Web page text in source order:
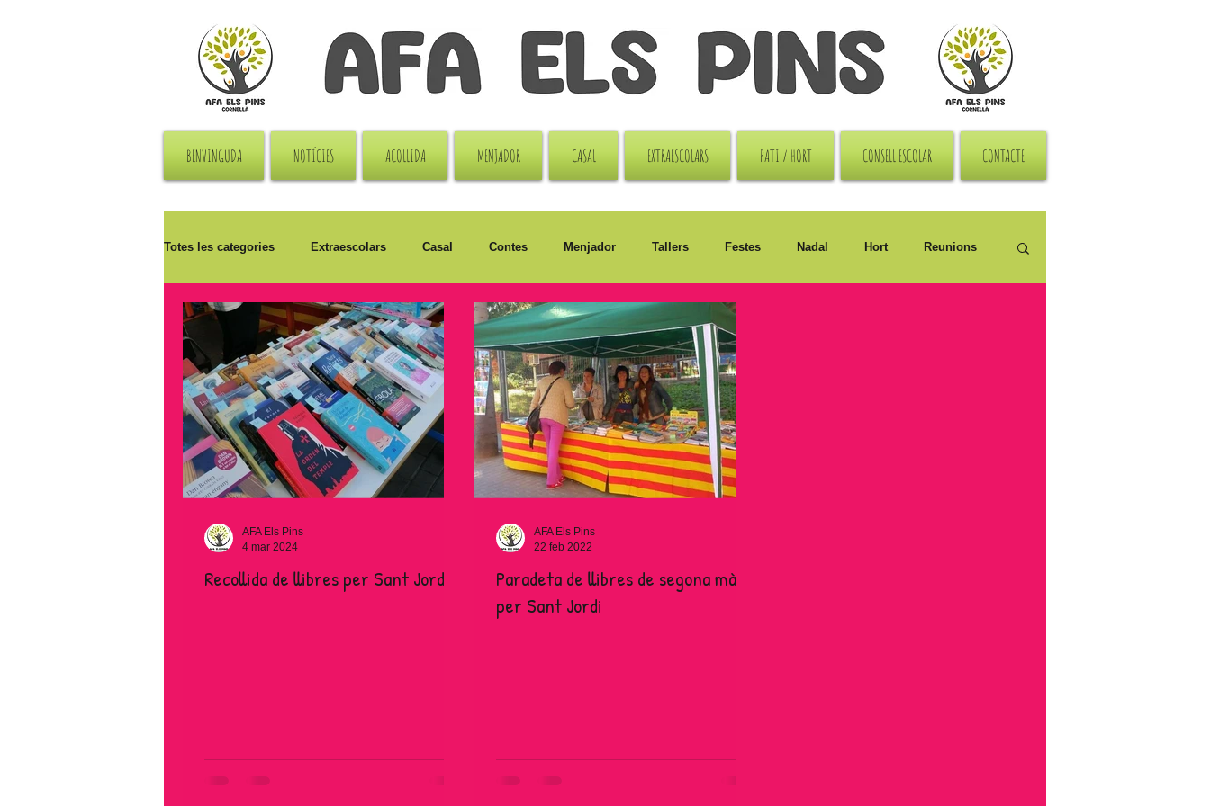
BENVINGUDA NOTÍCIES ACOLLIDA MENJADOR CASAL EXTRAESCOLARS PATI / HORT CONSELL ESCOLAR CONTACTE
Totes les categories Extraescolars Casal Contes Menjador Tallers Festes Nadal Hort Reunions
Solidaritat Pati Sant Jordi
Recollida de llibres per Sant Jordi
AFA Els Pins
4 mar 2024
Paradeta de llibres de segona mà
per Sant Jordi
AFA Els Pins
22 feb 2022